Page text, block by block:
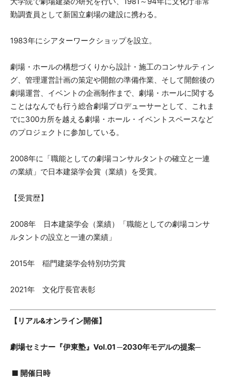
勤調査員として新国立劇場の建設に携わる。
1983年にシアターワークショップを設立。
劇場・ホールの構想づくりから設計・施工のコンサルティン
グ、管理運営計画の策定や開館の準備作業、そして開館後の
劇場運営、イベントの企画制作まで、劇場・ホールに関する
ことはなんでも行う総合劇場プロデューサーとして、これま
でに300カ所を越える劇場・ホール・イベントスペースなど
のプロジェクトに参加している。
2008年に「職能としての劇場コンサルタントの確立と一連
の業績」で日本建築学会賞（業績）を受賞。
【受賞歴】
2008年 日本建築学会（業績）「職能としての劇場コンサ
ルタントの設立と一連の業績」
2015年 稲門建築学会特別功労賞
2021年 文化庁長官表彰
【リアル&オンライン開催】
劇場セミナー『伊東塾』Vol.01 ─2030年モデルの提案─
■ 開催日時